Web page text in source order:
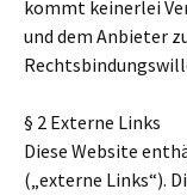
kommt keinerlei
und dem Anbieter
§ 2 Externe Links
Diese Website
(„externe Links“).